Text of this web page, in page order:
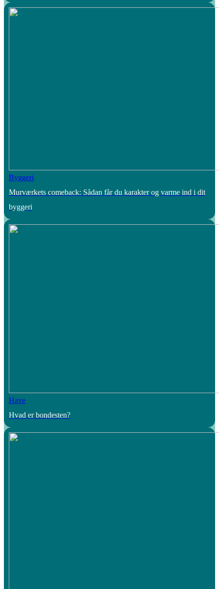
Byggeri
Murværkets comeback: Sådan får du karakter og varme ind i dit
byggeri
Have
Hvad er bondesten?